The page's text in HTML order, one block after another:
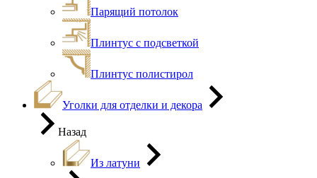
Парящий потолок
Плинтус с подсветкой
Плинтус полистирол
Уголки для отделки и декора
Назад
Из латуни